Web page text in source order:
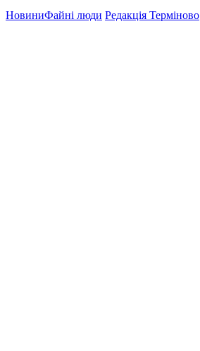
НовиниФайні люди Редакція Терміново